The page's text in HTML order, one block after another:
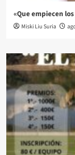
«Que empiecen
Miski Liu Suria